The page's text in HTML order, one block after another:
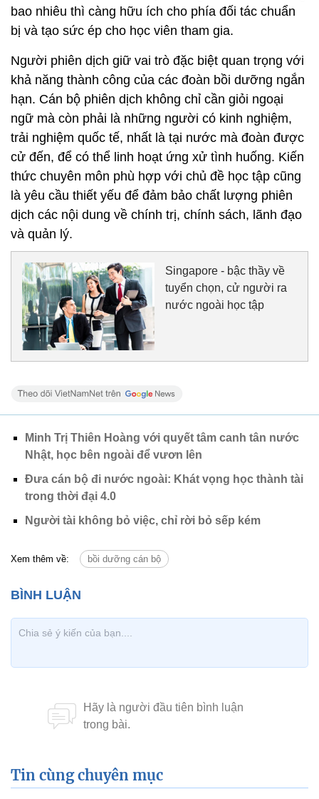
bao nhiêu thì càng hữu ích cho phía đối tác chuẩn
bị và tạo sức ép cho học viên tham gia.
Người phiên dịch giữ vai trò đặc biệt quan trọng với
khả năng thành công của các đoàn bồi dưỡng ngắn
hạn. Cán bộ phiên dịch không chỉ cần giỏi ngoại
ngữ mà còn phải là những người có kinh nghiệm,
trải nghiệm quốc tế, nhất là tại nước mà đoàn được
cử đến, để có thể linh hoạt ứng xử tình huống. Kiến
thức chuyên môn phù hợp với chủ đề học tập cũng
là yêu cầu thiết yếu để đảm bảo chất lượng phiên
dịch các nội dung về chính trị, chính sách, lãnh đạo
và quản lý.
Singapore - bậc thầy về
tuyển chọn, cử người ra
nước ngoài học tập
Minh Trị Thiên Hoàng với quyết tâm canh tân nước
Nhật, học bên ngoài để vươn lên
Đưa cán bộ đi nước ngoài: Khát vọng học thành tài
trong thời đại 4.0
Người tài không bỏ việc, chỉ rời bỏ sếp kém
Xem thêm về: bồi dưỡng cán bộ
Tin cùng chuyên mục